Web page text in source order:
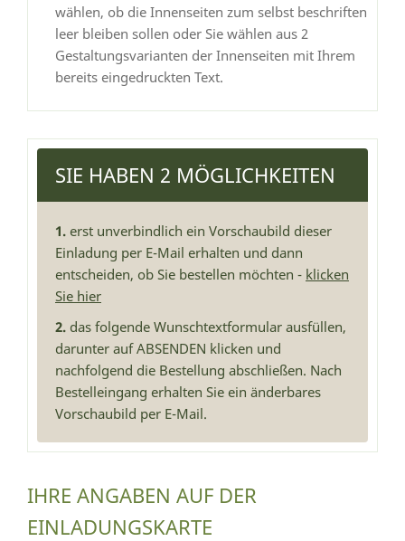
wählen, ob die Innenseiten zum selbst beschriften
leer bleiben sollen oder Sie wählen aus 2
Gestaltungsvarianten der Innenseiten mit Ihrem
bereits eingedruckten Text.
SIE HABEN 2 MÖGLICHKEITEN
1. erst unverbindlich ein Vorschaubild dieser
Einladung per E-Mail erhalten und dann
entscheiden, ob Sie bestellen möchten - klicken
Sie hier
2. das folgende Wunschtextformular ausfüllen,
darunter auf ABSENDEN klicken und
nachfolgend die Bestellung abschließen. Nach
Bestelleingang erhalten Sie ein änderbares
Vorschaubild per E-Mail.
IHRE ANGABEN AUF DER
EINLADUNGSKARTE